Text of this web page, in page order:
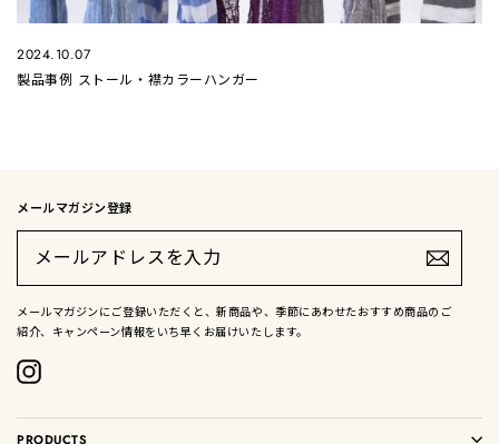
2024.10.07
製品事例 ストール・襟カラーハンガー
メールマガジン登録
ア
レ
ス
入
力
メールマガジンにご登録いただくと、新商品や、季節にあわせたおすすめ商品のご
紹介、キャンペーン情報をいち早くお届けいたします。
PRODUCTS